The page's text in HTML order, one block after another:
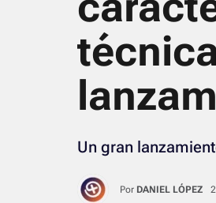
Un gran
Por DANIEL LÓPEZ